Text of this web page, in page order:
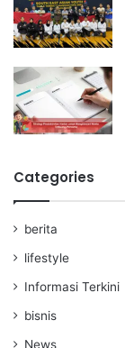
Categories
berita
lifestyle
Informasi Terkini
bisnis
News